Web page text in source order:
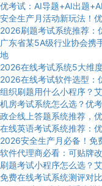
优考试：AI导题+AI出题
安全生产月活动新玩法！
2026刷题考试系统推荐：
广东省某5A级行业协会携
地
2026在线考试系统5大维
2026在线考试软件选型：
组织刷题用什么小程序？
机房考试系统怎么选？优
政企线上答题系统推荐，
在线英语考试系统推荐：
2026安全生产月必备！免
软件代理商必看：可贴牌
刷题考试小程序怎么选？
免费在线考试系统测评对